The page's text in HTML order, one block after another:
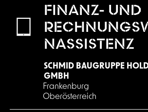
FI­NANZ- UND
N­AS­SIS­TENZ
SCHMID BAUGRUPPE
GMBH
Frankenburg
Oberösterreich